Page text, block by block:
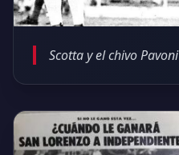
Scotta y el chivo Pavoni